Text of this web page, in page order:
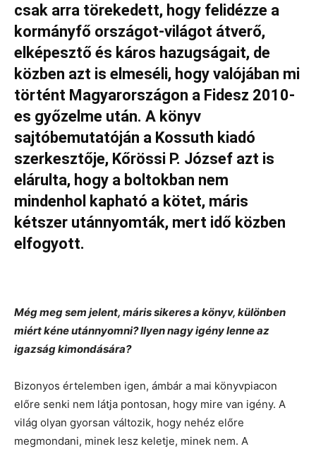
csak arra törekedett, hogy felidézze a
kormányfő országot-világot átverő,
elképesztő és káros hazugságait, de
közben azt is elmeséli, hogy valójában mi
történt Magyarországon a Fidesz 2010-
es győzelme után. A könyv
sajtóbemutatóján a Kossuth kiadó
szerkesztője, Kőrössi P. József azt is
elárulta, hogy a boltokban nem
mindenhol kapható a kötet, máris
kétszer utánnyomták, mert idő közben
elfogyott.
Még meg sem jelent, máris sikeres a könyv, különben
miért kéne utánnyomni? Ilyen nagy igény lenne az
igazság kimondására?
Bizonyos értelemben igen, ámbár a mai könyvpiacon
előre senki nem látja pontosan, hogy mire van igény. A
világ olyan gyorsan változik, hogy nehéz előre
megmondani, minek lesz keletje, minek nem. A